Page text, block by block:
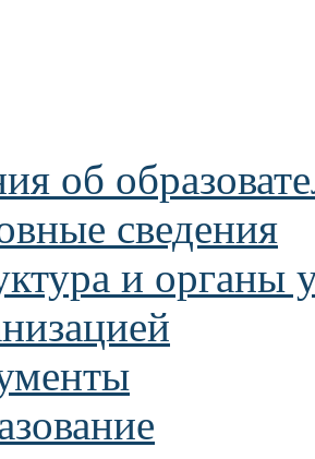
об
сведения
и органы